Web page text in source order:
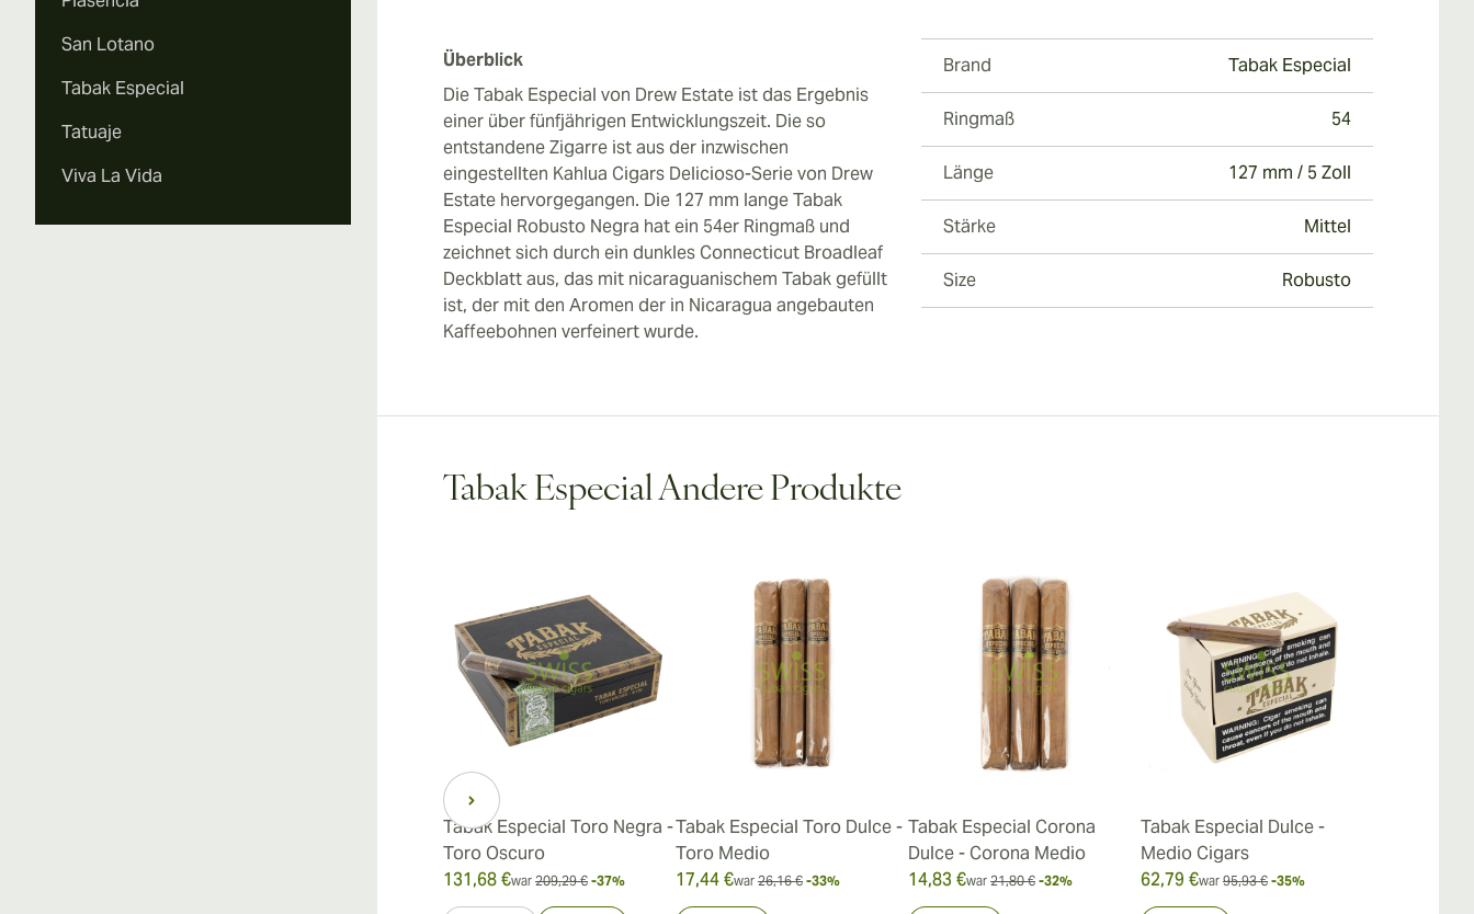
San Lotano
Tabak Especial
Tatuaje
Viva La Vida
Überblick
Die Tabak Especial von Drew Estate ist das Ergebnis
einer über fünfjährigen Entwicklungszeit. Die so
entstandene Zigarre ist aus der inzwischen
eingestellten Kahlua Cigars Delicioso-Serie von Drew
Estate hervorgegangen. Die 127 mm lange Tabak
Especial Robusto Negra hat ein 54er Ringmaß und
zeichnet sich durch ein dunkles Connecticut Broadleaf
Deckblatt aus, das mit nicaraguanischem Tabak gefüllt
ist, der mit den Aromen der in Nicaragua angebauten
Kaffeebohnen verfeinert wurde.
Brand Tabak Especial
Ringmaß 54
Länge 127 mm / 5 Zoll
Stärke Mittel
Size Robusto
Tabak Especial Andere Produkte
Tabak Especial Toro Negra -
Toro Oscuro
131,68 €war 209,29 € -37%
Tabak Especial Toro Dulce -
Toro Medio
17,44 €war 26,16 € -33%
Tabak Especial Corona
Dulce - Corona Medio
14,83 €war 21,80 € -32%
Tabak Especial Dulce -
Medio Cigars
62,79 €war 95,93 € -35%